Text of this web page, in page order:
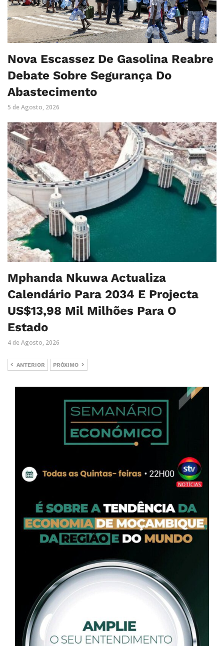
Nova Escassez De Gasolina Reabre
Debate Sobre Segurança Do
Abastecimento
5 de Agosto, 2026
Mphanda Nkuwa Actualiza
Calendário Para 2034 E Projecta
US$13,98 Mil Milhões Para O
Estado
4 de Agosto, 2026
ANTERIOR PRÓXIMO